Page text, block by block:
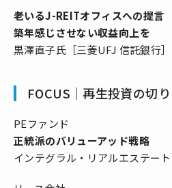
老いるJ-REITオフィスへの提言
築年感じさせない収益向上を
黒澤直子氏［三菱UFJ 信託銀行
FOCUS｜再生投資の切
PEファンド
正統派のバリューアッド戦略
インテグラル・リアルエステート